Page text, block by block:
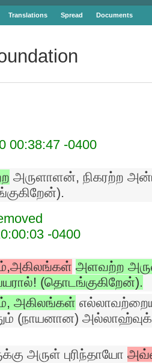
Translations Spread Documents
00:38:47 -0400
அருளாளன், நிகரற்ற
-0400
அளவற்ற
(தொடங்குகிறேன்).
அகிலங்கள்
(நாயனான)
அருள் புரிந்தாயோ